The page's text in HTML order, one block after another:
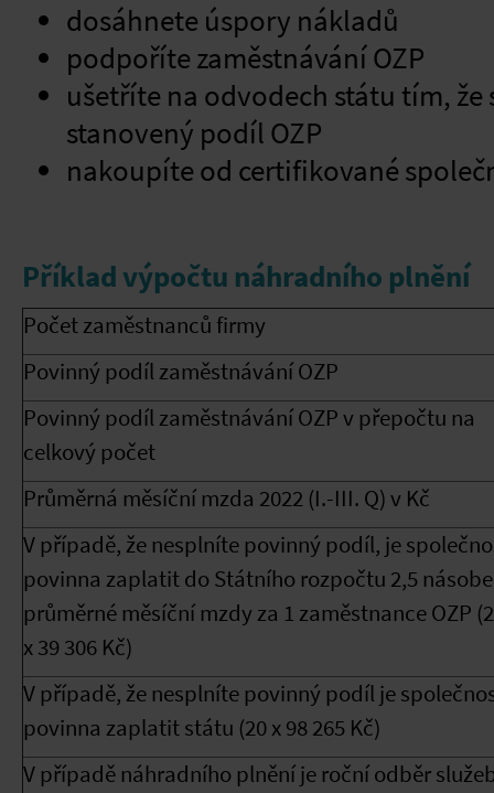
dosáhnete úspory nákladů
podpoříte zaměstnávání OZP
ušetříte na odvodech státu tím,
stanovený podíl OZP
nakoupíte od certifikované
Příklad výpočtu náhradního plnění
Počet zaměstnanců firmy
Povinný podíl zaměstnávání OZP
Povinný podíl zaměstnávání OZP v přepočtu na
celkový počet
Průměrná měsíční mzda 2022 (I.-III. Q) v Kč
V případě, že nesplníte povinný podíl, je
povinna zaplatit do Státního rozpočtu 2,5
průměrné měsíční mzdy za 1 zaměstnance OZP
x 39 306 Kč)
V případě, že nesplníte povinný podíl je
povinna zaplatit státu (20 x 98 265 Kč)
V případě náhradního plnění je roční odběr